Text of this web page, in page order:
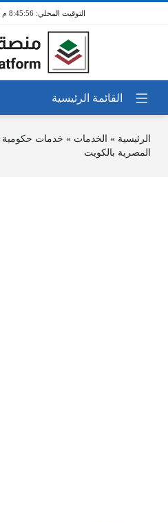
8:45:56 م / 7 أغسطس 2026
الرئيسية » الخدمات » خدمات حكومية
المصرية بالكويت